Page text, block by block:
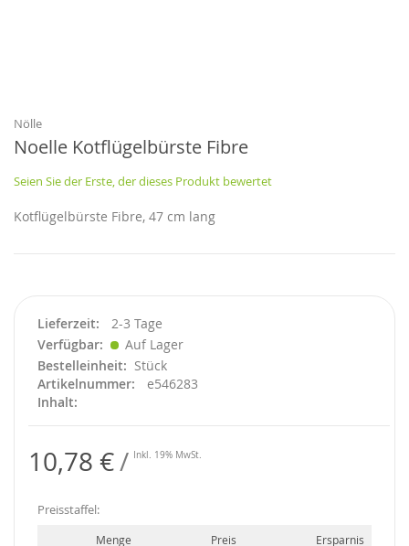
Bildgalerie
springen
Nölle
Noelle Kotflügelbürste Fibre
Seien Sie der Erste, der dieses Produkt bewertet
Kotflügelbürste Fibre, 47 cm lang
Lieferzeit
2-3 Tage
Verfügbar
Auf Lager
Bestelleinheit
Stück
Artikelnummer
e546283
Inhalt
10,78 € Inkl. 19% MwSt.
Preisstaffel:
Menge Preis Ersparnis